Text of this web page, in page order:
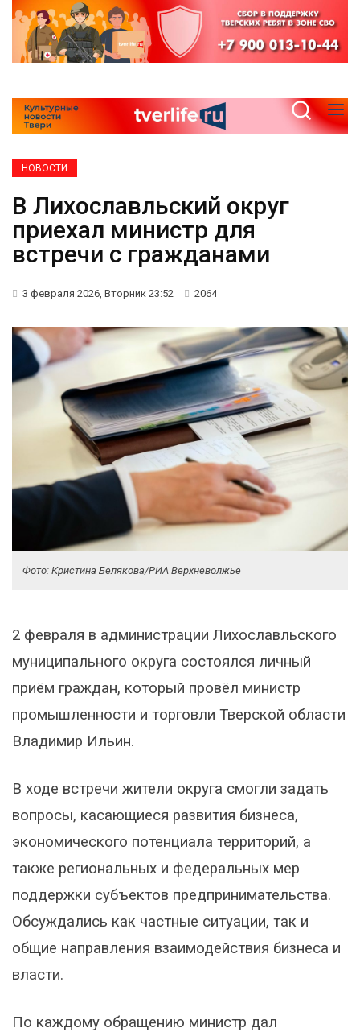
НОВОСТИ
В Лихославльский округ
приехал министр для
встречи с гражданами
3 февраля 2026, Вторник 23:52 2064
Фото: Кристина Белякова/РИА Верхневолжье
2 февраля в администрации Лихославльского
муниципального округа состоялся личный
приём граждан, который провёл министр
промышленности и торговли Тверской области
Владимир Ильин.
В ходе встречи жители округа смогли задать
вопросы, касающиеся развития бизнеса,
экономического потенциала территорий, а
также региональных и федеральных мер
поддержки субъектов предпринимательства.
Обсуждались как частные ситуации, так и
общие направления взаимодействия бизнеса и
власти.
По каждому обращению министр дал